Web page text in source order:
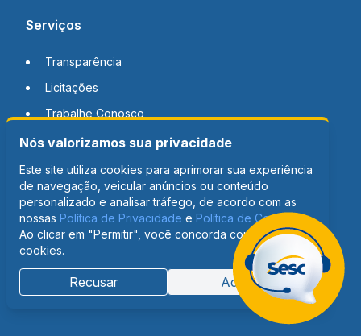
Serviços
Transparência
Licitações
Trabalhe Conosco
Notícias
Contato
Nós valorizamos sua privacidade
Este site utiliza cookies para aprimorar sua experiência
de navegação, veicular anúncios ou conteúdo
personalizado e analisar tráfego, de acordo com as
nossas Política de Privacidade e Política de Cookies.
Ao clicar em "Permitir", você concorda com o uso de
cookies.
Recusar Aceitar